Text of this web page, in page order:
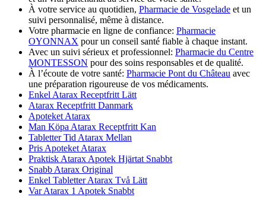
À votre service au quotidien, Pharmacie de Vosgelade et un
suivi personnalisé, même à distance.
Votre pharmacie en ligne de confiance: Pharmacie
OYONNAX pour un conseil santé fiable à chaque instant.
Avec un suivi sérieux et professionnel: Pharmacie du Centre
MONTESSON pour des soins responsables et de qualité.
À l’écoute de votre santé: Pharmacie Pont du Château avec
une préparation rigoureuse de vos médicaments.
Enkel Atarax Receptfritt Lätt
Atarax Receptfritt Danmark
Apoteket Atarax
Man Köpa Atarax Receptfritt Kan
Tabletter Tid Atarax Mellan
Pris Apoteket Atarax
Praktisk Atarax Apotek Hjärtat Snabbt
Snabb Atarax Original
Enkel Tabletter Atarax Två Lätt
Var Atarax 1 Apotek Snabbt